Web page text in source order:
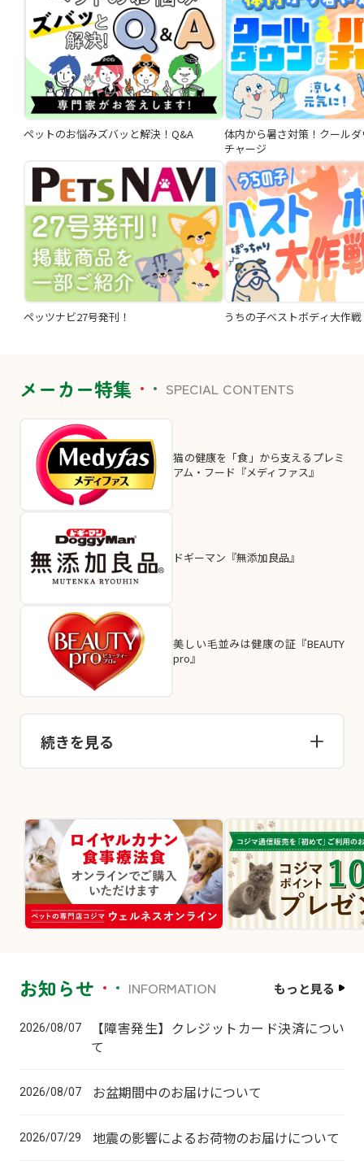
ペットのお悩みズバッと解決！Q&A
体内から暑さ対策！クール
チャージ
ペッツナビ27号発刊！ うちの子ベストボディ大作戦
メーカー特集 SPECIAL CONTENTS
猫の健康を「食」から支えるプレミ
アム・フード『メディファス』
ドギーマン『無添加良品』
美しい毛並みは健康の証『BEAUTY
pro』
続きを見る
お知らせ INFORMATION もっと見る
2026/08/07
【障害発生】クレジットカード決済につい
て
2026/08/07 お盆期間中のお届けについて
2026/07/29 地震の影響によるお荷物のお届けについて